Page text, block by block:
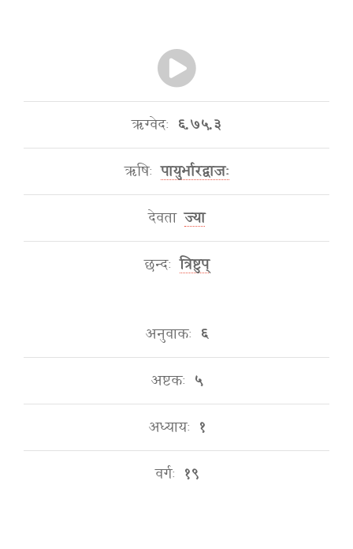
ऋग्वेदः ६.७५.३
ऋषिः पायुर्भारद्वाजः
देवता ज्या
छन्दः त्रिष्टुप्
अनुवाकः ६
अष्टकः ५
अध्यायः १
वर्गः १९